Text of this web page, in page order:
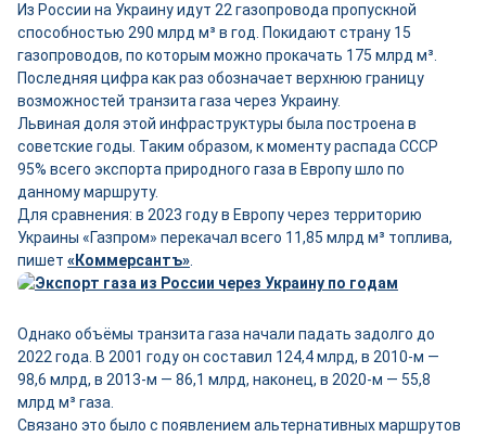
Из России на Украину идут 22 газопровода пропускной
способностью 290 млрд м³ в год. Покидают страну 15
газопроводов, по которым можно прокачать 175 млрд м³.
Последняя цифра как раз обозначает верхнюю границу
возможностей транзита газа через Украину.
Львиная доля этой инфраструктуры была построена в
советские годы. Таким образом, к моменту распада СССР
95% всего экспорта природного газа в Европу шло по
данному маршруту.
Для сравнения: в 2023 году в Европу через территорию
Украины «Газпром» перекачал всего 11,85 млрд м³ топлива,
пишет «Коммерсантъ»
Однако объёмы транзита газа начали падать задолго до
2022 года. В 2001 году он составил 124,4 млрд, в 2010-м —
98,6 млрд, в 2013-м — 86,1 млрд, наконец, в 2020-м — 55,8
млрд м³ газа.
Связано это было с появлением альтернативных маршрутов